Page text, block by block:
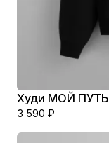
Худи МОЙ ПУТЬ
3 590 ₽